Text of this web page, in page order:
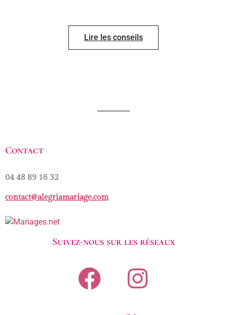
Lire les conseils
Contact
04 48 89 16 32
contact@alegriamariage.com
Suivez-nous sur les réseaux